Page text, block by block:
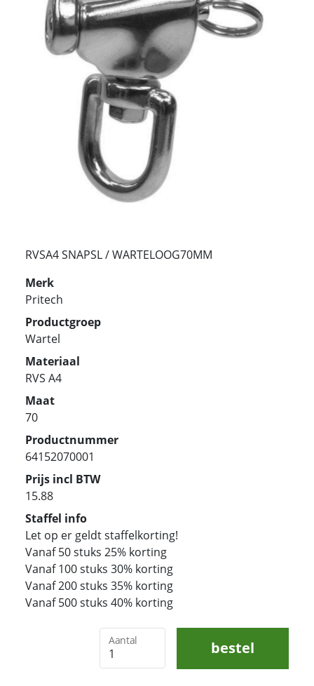
RVSA4 SNAPSL / WARTELOOG70MM
Merk
Pritech
Productgroep
Wartel
Materiaal
RVS A4
Maat
70
Productnummer
64152070001
Prijs incl BTW
15.88
Staffel info
Let op er geldt staffelkorting!
Vanaf 50 stuks 25% korting
Vanaf 100 stuks 30% korting
Vanaf 200 stuks 35% korting
Vanaf 500 stuks 40% korting
Aantal bestel